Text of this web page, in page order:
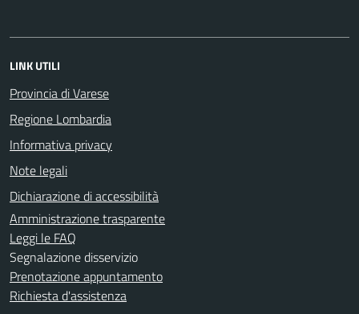
LINK UTILI
Provincia di Varese
Regione Lombardia
Informativa privacy
Note legali
Dichiarazione di accessibilità
Amministrazione trasparente
Leggi le FAQ
Segnalazione disservizio
Prenotazione appuntamento
Richiesta d'assistenza